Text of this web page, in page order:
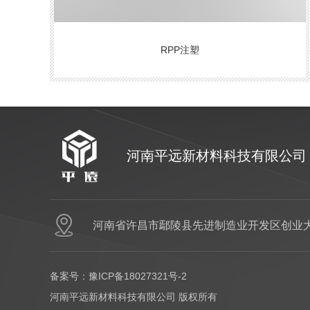
RPP注塑
河南平远新材料科技有限公司
河南省许昌市鄢陵县先进制造业开发区创业
备案号： 豫ICP备18027321号-2
河南平远新材料科技有限公司 版权所有